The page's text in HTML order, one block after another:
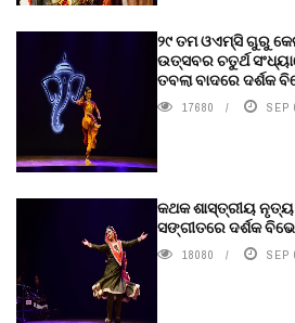
୨୯ ତମ ଓଏମ୍‌ସି ଗୁରୁ
ଉତ୍ସବର ଚତୁର୍ଥ
ତବଲା ବାଦରେ ଦର୍ଶକ
17680 SEP
କଥକ ଶାସ୍ତ୍ରୀୟ ନୃତ୍ୟ
ସଙ୍ଗୀତରେ ଦର୍ଶକ
18080 SEP